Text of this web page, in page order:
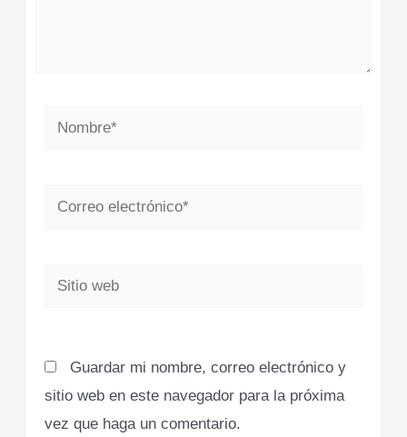
Nombre*
Correo
Sitio
Guardar mi nombre, correo electrónico y
sitio web en este navegador para la próxima
vez que haga un comentario.